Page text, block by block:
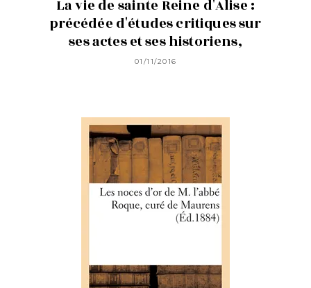
La vie de sainte Reine d'Alise :
précédée d'études critiques sur
ses actes et ses historiens,
01/11/2016